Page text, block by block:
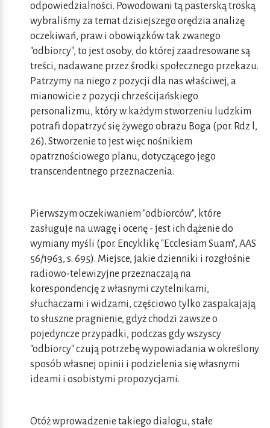
odpowiedzialności. Powodowani tą pasterską troską
wybraliśmy za temat dzisiejszego orędzia analizę
oczekiwań, praw i obowiązków tak zwanego
"odbiorcy", to jest osoby, do której zaadresowane są
treści, nadawane przez środki społecznego przekazu.
Patrzymy na niego z pozycji dla nas właściwej, a
mianowicie z pozycji chrześcijańskiego
personalizmu, który w każdym stworzeniu ludzkim
potrafi dopatrzyć się żywego obrazu Boga (por. Rdz l,
26). Stworzenie to jest więc nośnikiem
opatrznościowego planu, dotyczącego jego
transcendentnego przeznaczenia.
Pierwszym oczekiwaniem "odbiorców", które
zasługuje na uwagę i ocenę - jest ich dążenie do
wymiany myśli (por. Encyklikę "Ecclesiam Suam", AAS
56/1963, s. 695). Miejsce, jakie dzienniki i rozgłośnie
radiowo-telewizyjne przeznaczają na
korespondencję z własnymi czytelnikami,
słuchaczami i widzami, częściowo tylko zaspakajają
to słuszne pragnienie, gdyż chodzi zawsze o
pojedyncze przypadki, podczas gdy wszyscy
"odbiorcy" czują potrzebę wypowiadania w określony
sposób własnej opinii i podzielenia się własnymi
ideami i osobistymi propozycjami.
Otóż wprowadzenie takiego dialogu, stałe